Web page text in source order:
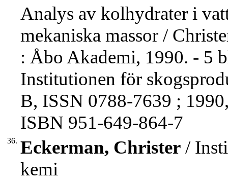
Analys av kolhydrater i
mekaniska massor /
: Åbo Akademi, 1990. - 5
Institutionen för
B, ISSN 0788-7639 ;
ISBN 951-649-864-7
36. Eckerman, Christer /
kemi